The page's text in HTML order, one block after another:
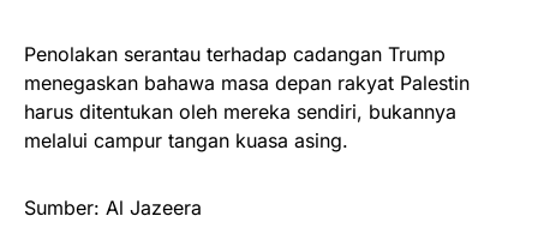
Penolakan serantau terhadap cadangan Trump
menegaskan bahawa masa depan rakyat Palestin
harus ditentukan oleh mereka sendiri, bukannya
melalui campur tangan kuasa asing.
Sumber: Al Jazeera